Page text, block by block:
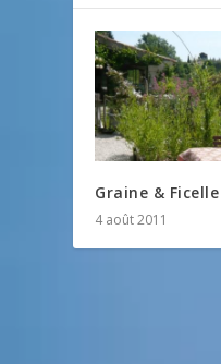
Graine & Ficelle
4 août 2011